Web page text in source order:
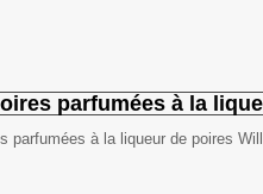
parfumées à la